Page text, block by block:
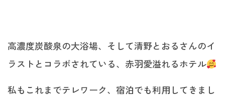
高濃度炭酸泉の大浴場、そして清野とおるさんのイ
ラストとコラボされている、赤羽愛溢れるホテル
私もこれまでテレワーク、宿泊でも利用してきまし